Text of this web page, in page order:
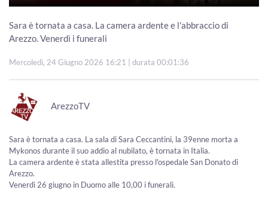
Sara è tornata a casa. La camera ardente e l'abbraccio di
Arezzo. Venerdì i funerali
Mercoledì, 24 Giugno 2026 16:21 | durata 00:01:36
ArezzoTV
Sara è tornata a casa. La sala di Sara Ceccantini, la 39enne morta a
Mykonos durante il suo addio al nubilato, è tornata in Italia.
La camera ardente è stata allestita presso l'ospedale San Donato di
Arezzo.
Venerdì 26 giugno in Duomo alle 10,00 i funerali.